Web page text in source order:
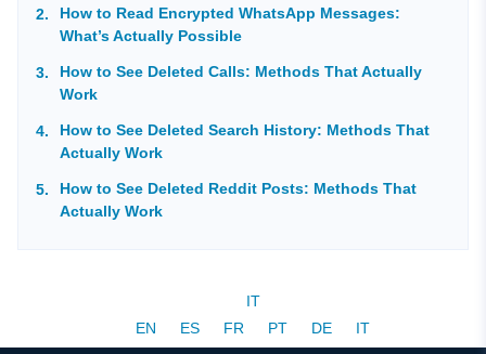
How to Read Encrypted WhatsApp Messages:
What’s Actually Possible
How to See Deleted Calls: Methods That Actually
Work
How to See Deleted Search History: Methods That
Actually Work
How to See Deleted Reddit Posts: Methods That
Actually Work
IT
EN
ES FR PT DE IT